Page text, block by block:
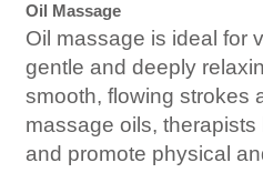
Oil Massage
Oil massage is ideal for
gentle and deeply
smooth, flowing strokes
massage oils,
and promote physical